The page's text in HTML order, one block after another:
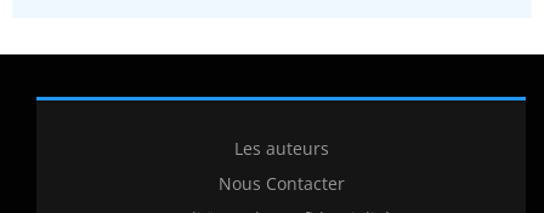
Les auteurs
Nous Contacter